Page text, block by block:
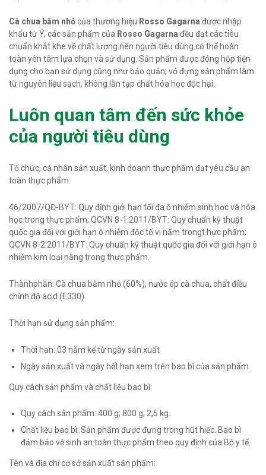
Cà chua băm nhỏcủa thương hiệu Rosso Gagarna được nhập
khẩu từ Ý, các sản phẩm của Rosso Gagarna đều đạt các tiêu
chuẩn khắt khe về chất lượng nên người tiêu dùng có thể hoàn
toàn yên tâm lựa chọn và sử dụng. Sản phẩm được đóng hộp tiện
dụng cho bạn sử dụng cũng như bảo quản, vỏ đựng sản phẩm làm
từ nguyên liệu sạch, không lẫn tạp chất hóa học độc hại.
Luôn quan tâm đến sức khỏe
của người tiêu dùng
Tổ chức, cá nhân sản xuất, kinh doanh thực phẩm đạt yêu cầu an
toàn thực phẩm:
46/2007/QĐ-BYT: Quy định giới hạn tối đa ô nhiễm sinh học và hóa
học trong thực phẩm; QCVN 8-1:2011/BYT: Quy chuẩn kỹ thuật
quốc gia đối với giới hạn ô nhiễm độc tố vi nấm trongt hực phẩm;
QCVN 8-2:2011/BYT: Quy chuẩn kỹ thuật quốc gia đối với giới hạn ô
nhiễm kim loại nặng trong thực phẩm.
Thànhphần: Cà chua bằm nhỏ (60%), nước ép cà chua, chất điều
chỉnh độ acid (E330).
Thời hạn sử dụng sản phẩm:
Thời hạn: 03 năm kể từ ngày sản xuất
Ngày sản xuất và ngày hết hạn xem trên bao bì của sản phẩm
Quy cách sản phẩm và chất liệu bao bì:
Quy cách sản phẩm: 400 g; 800 g; 2,5 kg.
Chất liệu bao bì: Sản phẩm được đựng trong hũt hiếc. Bao bì
đảm bảo vệ sinh an toàn thực phẩm theo quy định của Bộ y tế.
Tên và địa chỉ cơ sở sản xuất sản phẩm: